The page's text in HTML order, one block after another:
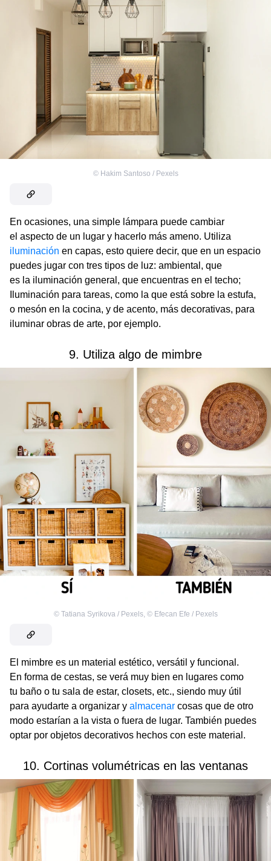
© Hakim Santoso / Pexels
En ocasiones, una simple lámpara puede cambiar
el aspecto de un lugar y hacerlo más ameno. Utiliza
iluminación en capas, esto quiere decir, que en un espacio
puedes jugar con tres tipos de luz: ambiental, que
es la iluminación general, que encuentras en el techo;
Iluminación para tareas, como la que está sobre la estufa,
o mesón en la cocina, y de acento, más decorativas, para
iluminar obras de arte, por ejemplo.
9. Utiliza algo de mimbre
© Tatiana Syrikova / Pexels, © Efecan Efe / Pexels
El mimbre es un material estético, versátil y funcional.
En forma de cestas, se verá muy bien en lugares como
tu baño o tu sala de estar, closets, etc., siendo muy útil
para ayudarte a organizar y almacenar cosas que de otro
modo estarían a la vista o fuera de lugar. También puedes
optar por objetos decorativos hechos con este material.
10. Cortinas volumétricas en las ventanas